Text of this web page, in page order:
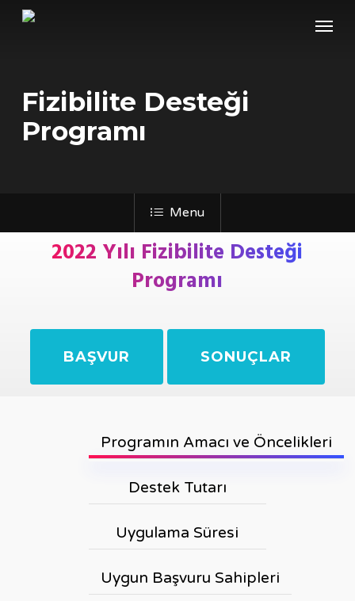
Skip
Menu
Fizibilite Desteği
Programı
Menu
2022 Yılı Fizibilite Desteği
Programı
BAŞVUR SONUÇLAR
Programın Amacı ve Öncelikleri
Destek Tutarı
Uygulama Süresi
Uygun Başvuru Sahipleri